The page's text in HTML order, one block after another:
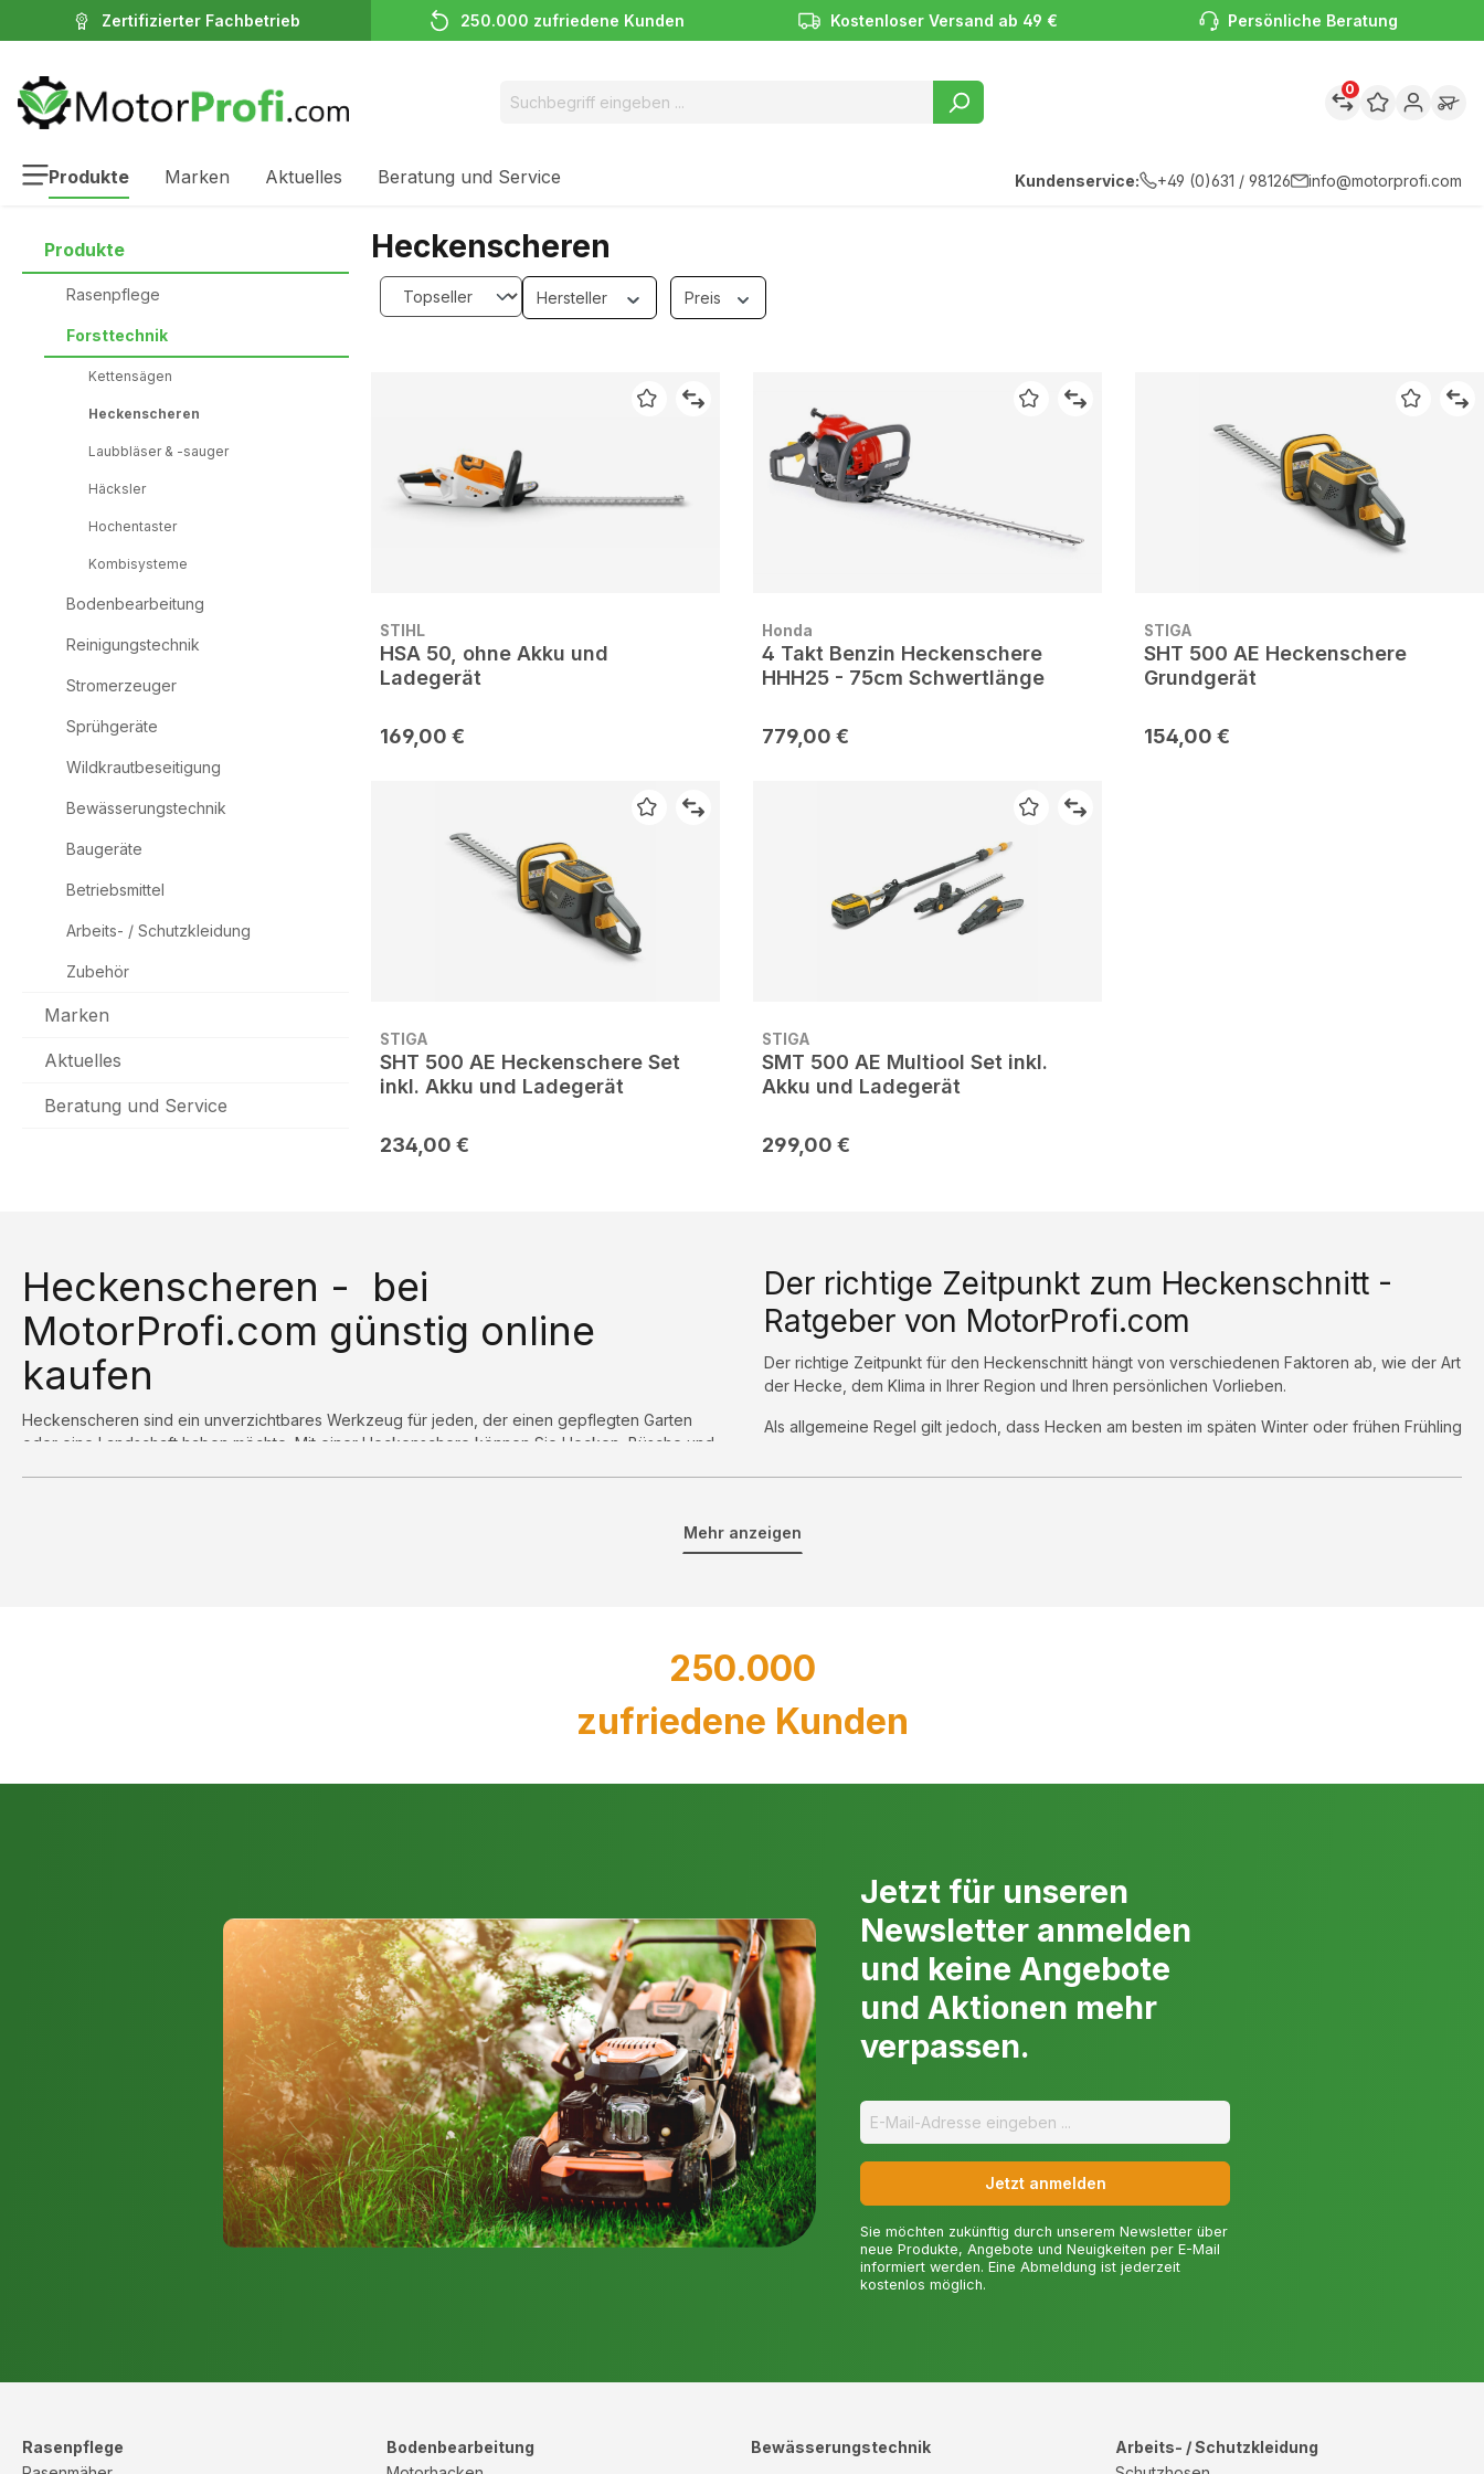
springenZertifizierter Fachbetrieb 250.000 zufriedene Kunden Kostenloser Versand ab 49 € Persönliche Beratung
0
Produkte Marken Aktuelles Beratung und Service Kundenservice: +49 (0)631 / 98126 info@motorprofi.com
Produkte
Rasenpflege
Forsttechnik
Kettensägen
Heckenscheren
Laubbläser & -sauger
Häcksler
Hochentaster
Kombisysteme
Bodenbearbeitung
Reinigungstechnik
Stromerzeuger
Sprühgeräte
Wildkrautbeseitigung
Bewässerungstechnik
Baugeräte
Betriebsmittel
Arbeits- / Schutzkleidung
Zubehör
Marken
Aktuelles
Beratung und Service
Heckenscheren
Hersteller Preis
STIHL
HSA 50, ohne Akku und
Ladegerät
169,00 €
Honda
4 Takt Benzin Heckenschere
HHH25 - 75cm Schwertlänge
779,00 €
STIGA
SHT 500 AE Heckenschere
Grundgerät
154,00 €
STIGA
SHT 500 AE Heckenschere Set
inkl. Akku und Ladegerät
234,00 €
STIGA
SMT 500 AE Multiool Set inkl.
Akku und Ladegerät
299,00 €
Heckenscheren - bei
MotorProfi.com günstig online
kaufen
Heckenscheren sind ein unverzichtbares Werkzeug für jeden, der einen gepflegten Garten
oder eine Landschaft haben möchte. Mit einer Heckenschere können Sie Hecken, Büsche und
Die Antriebsart ist auch ein wichtiger Faktor bei der Wahl der richtigen Heckenschere. Es gibt
lärmempfindliche Bereiche. Eine Akku-Heckenschere ist umweltfreundlicher als eine
Benzin-Heckenschere und benötigt weniger Wartung. Viele Geräte sind mit
auswechselbaren Akkus ausgestattet, so dass mit der richtigen Akkuwahl und Anzahl ein
dauerhaftes Arbeiten ermöglicht wird. Dies setzt sich auch mehr und mehr bei Kommunen
und Profi-Anwendern durch, da sie mit demselben Akku weitere Geräte betreiben können.
So ist eine Auslastung das ganze Jahr über garantiert.
Benzin-Heckenscheren sind die leistungsstärkste Option auf dem Markt und sind ideal für
große Gärten oder den professionellen Einsatz. Diese Art von Heckenschere ist jedoch
auch lauter und schwerer als andere Optionen, kommt damit aber oft bei harten
Rückschnittarbeiten zum Einsatz. Benzin-Heckenscheren benötigen durch ihren
Verbrennungsmotor regelmäßige Wartung (Inspektionen) und es muss immer ein Öl-
Kraftstoff Gemisch oder ein Sonderkraftstoff zusätzlich mitgeführt werden.
Elektro-Heckenscheren sind ideal für diejenigen, die eine leichte und leise Option suchen.
Diese Art von Heckenschere ist jedoch nicht so leistungsstark wie eine Benzin-
Heckenschere und erfordert eine Steckdose in der Nähe, um betrieben zu werden. Der
werden, um Zweige und Äste zu schneiden. Diese Art von Heckenschere ist in der Regel
klein und handlich und eignet sich am besten für den Einsatz in Gärten mit Formschnitt und
Der richtige Zeitpunkt zum Heckenschnitt -
Ratgeber von MotorProfi.com
Der richtige Zeitpunkt für den Heckenschnitt hängt von verschiedenen Faktoren ab, wie der Art
der Hecke, dem Klima in Ihrer Region und Ihren persönlichen Vorlieben.
Als allgemeine Regel gilt jedoch, dass Hecken am besten im späten Winter oder frühen Frühling
Wachstum der Hecke angeregt und sie kann während der Wachstumsperiode im Frühling und
Es gibt jedoch einige Ausnahmen von dieser Regel. Zum Beispiel sollten immergrüne Hecken
wie Kirschlorbeer oder Thuja im Frühjahr geschnitten werden, während sommergrüne Hecken
Verwenden Sie eine scharfe Heckenschere oder Astschere, um saubere Schnitte zu
Tragen Sie geeignete Schutzausrüstung wie Handschuhe, Schutzbrille und Gehörschutz,
gleichmäßig in diese Form.
Entfernen Sie nur so viel vom Heckenwachstum wie nötig ist, um die gewünschte Form zu
erreichen. Zu viel Schneiden kann die Gesundheit der Hecke beeinträchtigen.
Schneiden Sie Ihre Hecke von oben nach unten breiter, um sicherzustellen, dass die
unteren Zweige genügend Sonnenlicht erhalten.
Entfernen Sie alle abgeschnittenen Zweige und Blätter von der Hecke und dem
umgebenden Boden, um das Wachstum von Schädlingen und Krankheiten zu vermeiden.
Online Kaufen bei Motorprofi.com
Insgesamt bieten Heckenscheren am Stiel und Multisysteme mit Heckenschere zusätzliche
Arbeitssicherheit gegenüber einer normalen Heckenschere. Sie ermöglichen dem Benutzer,
höhere Hecken und Sträucher zu schneiden und bieten eine größere Vielseitigkeit bei der
Gartenarbeit. Die Wahl der richtigen Heckenschere hängt aber ganz essentiell von den
spezifischen Bedürfnissen des Benutzers und der Größe des Gartens ab.
Mehr anzeigen
250.000
zufriedene Kunden
Jetzt für unseren
Newsletter anmelden
und keine Angebote
und Aktionen mehr
verpassen.
Jetzt anmelden
Sie möchten zukünftig durch unserem Newsletter über
neue Produkte, Angebote und Neuigkeiten per E-Mail
informiert werden. Eine Abmeldung ist jederzeit
kostenlos möglich.
Rasenpflege
Bodenbearbeitung
Bewässerungstechnik
Arbeits- / Schutzkleidung